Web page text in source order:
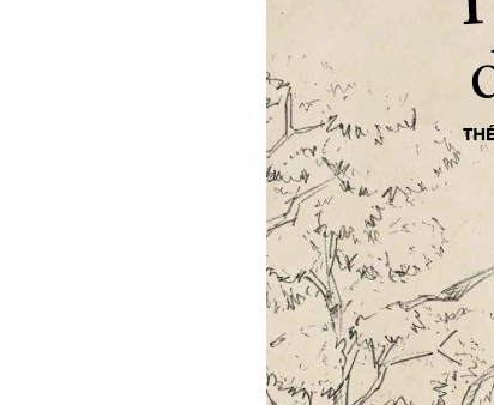
Nina veut nous les
qui s’y cachent. Alors
nous entraine dans son
nous parlera de
liens qui se nouent et se
Nina nous fait vivre une
origines avec les
trouvés dans la terre et